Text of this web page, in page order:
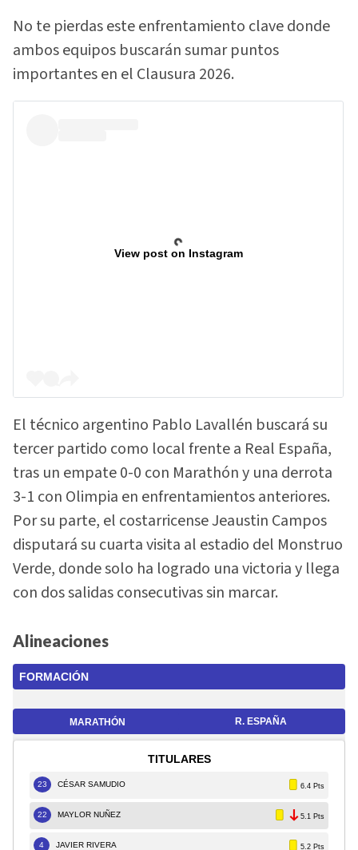
No te pierdas este enfrentamiento clave donde
ambos equipos buscarán sumar puntos
importantes en el Clausura 2026.
View post on Instagram
El técnico argentino Pablo Lavallén buscará su
tercer partido como local frente a Real España,
tras un empate 0-0 con Marathón y una derrota
3-1 con Olimpia en enfrentamientos anteriores.
Por su parte, el costarricense Jeaustin Campos
disputará su cuarta visita al estadio del Monstruo
Verde, donde solo ha logrado una victoria y llega
con dos salidas consecutivas sin marcar.
Alineaciones